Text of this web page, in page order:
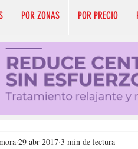
POR ZONAS POR PRECIO
29 abr 2017 3 min de lectura